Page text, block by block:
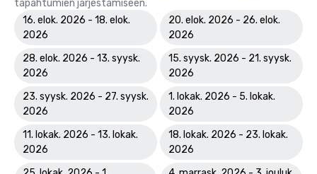
tapahtumien järjestämiseen.
16. elok. 2026 - 18. elok.
2026
20. elok. 2026 - 26. elok.
2026
28. elok. 2026 - 13. syysk.
2026
15. syysk. 2026 - 21. syysk.
2026
23. syysk. 2026 - 27. syysk.
2026
1. lokak. 2026 - 5. lokak.
2026
11. lokak. 2026 - 13. lokak.
2026
18. lokak. 2026 - 23. lokak.
2026